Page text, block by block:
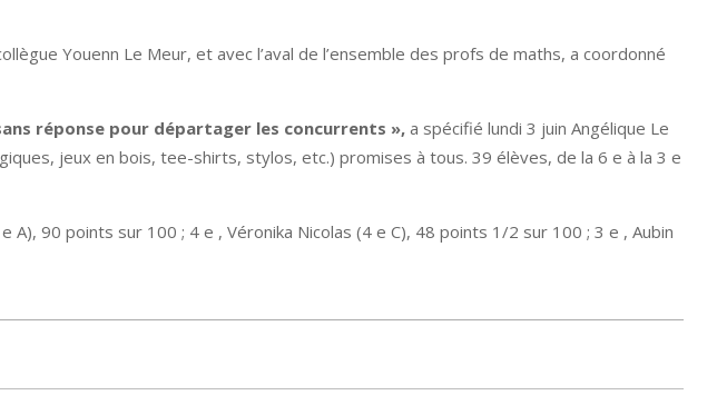
Youenn Le Meur, et avec l’aval de l’ensemble des profs de maths, a coordonné
réponse pour départager les concurrents », a spécifié lundi 3 juin Angélique Le
jeux en bois, tee-shirts, stylos, etc.) promises à tous. 39 élèves, de la 6 e à la 3 e
90 points sur 100 ; 4 e , Véronika Nicolas (4 e C), 48 points 1/2 sur 100 ; 3 e , Aubin